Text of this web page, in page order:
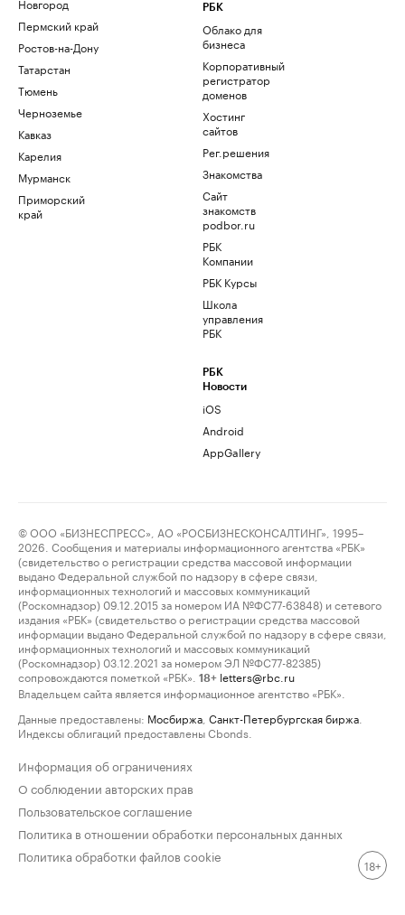
Пермский край
Ростов-на-Дону
Татарстан
Тюмень
Черноземье
Кавказ
Карелия
Мурманск
Приморский
край
РБК
Облако для
бизнеса
Корпоративный
регистратор
доменов
Хостинг
сайтов
Рег.решения
Знакомства
Сайт
знакомств
podbor.ru
РБК
Компании
РБК Курсы
Школа
управления
РБК
РБК
Новости
iOS
Android
AppGallery
© ООО «БИЗНЕСПРЕСС», АО «РОСБИЗНЕСКОНСАЛТИНГ», 1995–
2026. Сообщения и материалы информационного агентства «РБК»
(свидетельство о регистрации средства массовой информации
выдано Федеральной службой по надзору в сфере связи,
информационных технологий и массовых коммуникаций
(Роскомнадзор) 09.12.2015 за номером ИА №ФС77-63848) и сетевого
издания «РБК» (свидетельство о регистрации средства массовой
информации выдано Федеральной службой по надзору в сфере связи,
информационных технологий и массовых коммуникаций
(Роскомнадзор) 03.12.2021 за номером ЭЛ №ФС77-82385)
сопровождаются пометкой «РБК».
18+ letters@rbc.ru
Владельцем сайта является информационное агентство «РБК».
Данные предоставлены: Мосбиржа Санкт-Петербургская биржа
Индексы облигаций предоставлены Cbonds.
Информация об ограничениях
О соблюдении авторских прав
Пользовательское соглашение
Политика в отношении обработки персональных данных
Политика обработки файлов cookie
18+